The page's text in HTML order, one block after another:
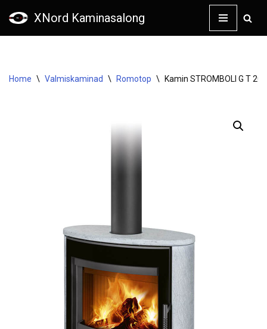
XNord Kaminasalong
Home \ Valmiskaminad \ Romotop \ Kamin STROMBOLI G T 20